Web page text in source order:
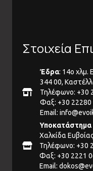
Στοιχεία
Έδρα: 14ο χλμ.
344 00,
Τηλέφωνο: +30
Φαξ: +30 22280
Email:
Υποκατάστημα
Χαλκίδα Ευβοίας
Τηλέφωνο: +30
Φαξ: +30 2221
Email: